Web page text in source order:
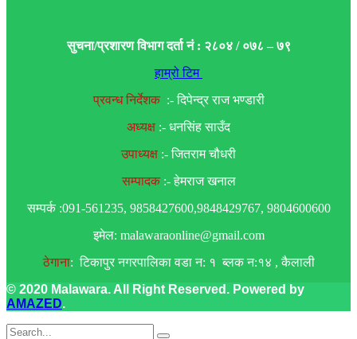
सुचना/प्रशारण विभाग दर्ता नं : २८०४ / ०७८ – ७९
हाम्रो टिम
प्रवन्ध निर्देशक:- दिपेन्द्र राज भण्डारी
अध्यक्ष :- धनसिंह साउँद
उपाध्यक्ष :- जितराम चौधरी
सम्पादक:- हेमराज खनाल
सम्पर्क :091-561235, 9858427600,9848429767, 9804600600
इमेल: malawaraonline@gmail.com
ठेगाना: टिकापुर नगरपालिका वडा न: १ ब्लक न:१४ , कैलाली
© 2020 Malawara. All Right Reserved. Powered by
AMAZED.